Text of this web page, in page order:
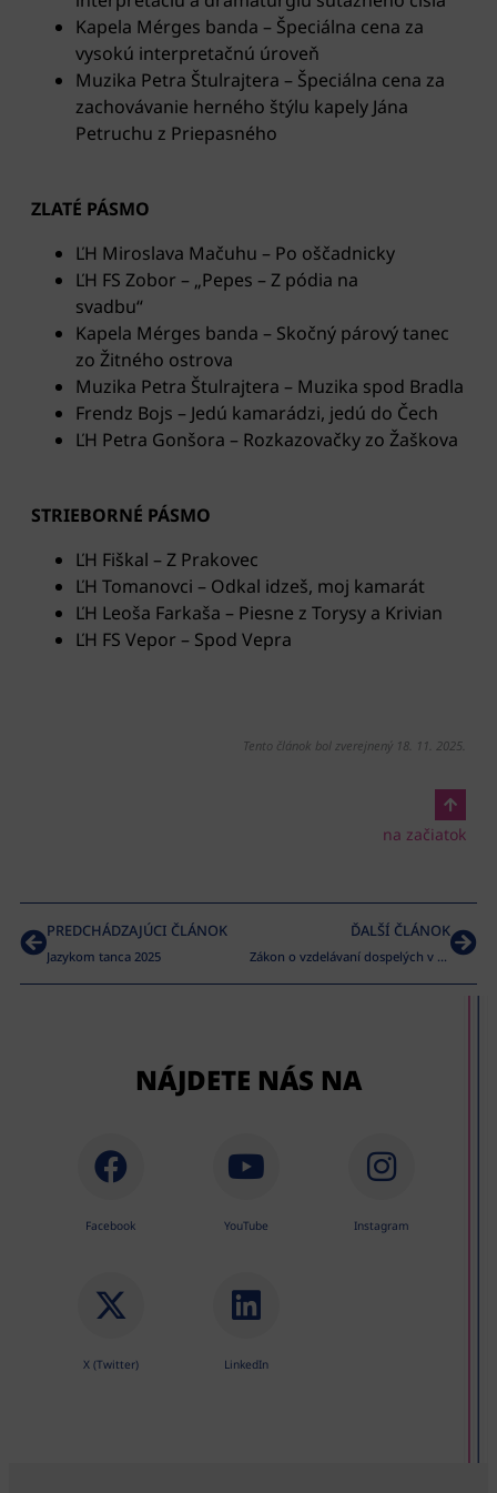
Kapela Mérges banda – Špeciálna cena za
vysokú interpretačnú úroveň
Muzika Petra Štulrajtera – Špeciálna cena za
zachovávanie herného štýlu kapely Jána
Petruchu z Priepasného
ZLATÉ PÁSMO
ĽH Miroslava Mačuhu – Po oščadnicky
ĽH FS Zobor – „Pepes – Z pódia na
svadbu“
Kapela Mérges banda – Skočný párový tanec
zo Žitného ostrova
Muzika Petra Štulrajtera – Muzika spod Bradla
Frendz Bojs – Jedú kamarádzi, jedú do Čech
ĽH Petra Gonšora – Rozkazovačky zo Žaškova
STRIEBORNÉ PÁSMO
ĽH Fiškal – Z Prakovec
ĽH Tomanovci – Odkal idzeš, moj kamarát
ĽH Leoša Farkaša – Piesne z Torysy a Krivian
ĽH FS Vepor – Spod Vepra
Tento článok bol zverejnený 18. 11. 2025.
na začiatok
PREDCHÁDZAJÚCI ČLÁNOK
Jazykom tanca 2025
ĎALŠÍ ČLÁNOK
Zákon o vzdelávaní dospelých v kultúrno-osvetovej činnosti – metodický materiál
NÁJDETE NÁS NA
Facebook YouTube Instagram
X (Twitter) LinkedIn